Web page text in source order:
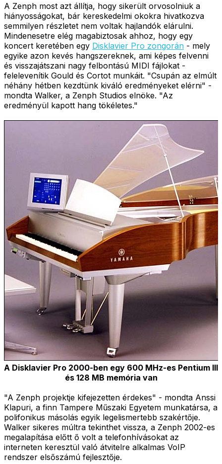
A Zenph most azt állítja, hogy sikerült orvosolniuk a
hiányosságokat, bár kereskedelmi okokra hivatkozva
semmilyen részletet nem voltak hajlandók elárulni.
Mindenesetre elég magabiztosak ahhoz, hogy egy
koncert keretében egy Disklavier Pro zongorán - mely
egyike azon kevés hangszereknek, ami képes felvenni
és visszajátszani nagy felbontású MIDI fájlokat -
felelevenítik Gould és Cortot munkáit. "Csupán az elmúlt
néhány hétben kezdtünk kiváló eredményeket elérni" -
mondta Walker, a Zenph Studios elnöke. "Az
eredményül kapott hang tökéletes."
A Disklavier Pro 2000-ben egy 600 MHz-es Pentium III
és 128 MB memória van
"A Zenph projektje kifejezetten érdekes" - mondta Anssi
Klapuri, a finn Tampere Műszaki Egyetem munkatársa, a
polifonikus másolás egyik legelismertebb szakértője.
Walker sikeres múltra tekinthet vissza, a Zenph 2002-es
megalapítása előtt ő volt a telefonhívásokat az
interneten keresztül való átvitelre alkalmas VoIP
rendszer elsőszámú fejlesztője.